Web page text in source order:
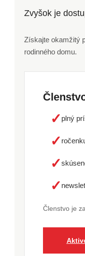
Zvyšok je
Získajte okamžitý
rodinného domu.
✓ plný
✓
✓
✓
Členstvo je